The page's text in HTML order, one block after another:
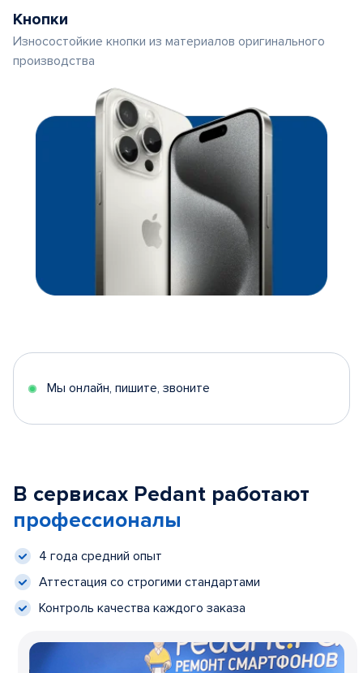
Кнопки
Износостойкие кнопки из материалов оригинального
производства
Мы онлайн, пишите, звоните
В сервисах Pedant работают
профессионалы
4 года средний опыт
Аттестация со строгими стандартами
Контроль качества каждого заказа